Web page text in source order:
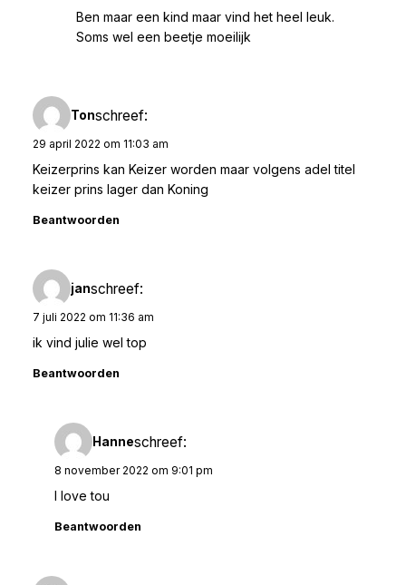
Ben maar een kind maar vind het heel leuk.
Soms wel een beetje moeilijk
Tonschreef:
29 april 2022 om 11:03 am
Keizerprins kan Keizer worden maar volgens adel titel
keizer prins lager dan Koning
Beantwoorden
janschreef:
7 juli 2022 om 11:36 am
ik vind julie wel top
Beantwoorden
Hanneschreef:
8 november 2022 om 9:01 pm
I love tou
Beantwoorden